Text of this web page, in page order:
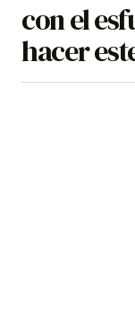
con el
hacer